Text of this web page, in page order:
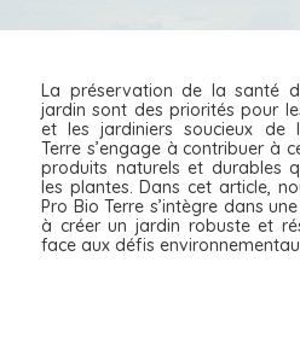
La préservation de la santé
jardin sont des priorités pour
et les jardiniers soucieux de
Terre s’engage à contribuer à
produits naturels et durables
les plantes. Dans cet article,
Pro Bio Terre s’intègre dans
à créer un jardin robuste et
face aux défis